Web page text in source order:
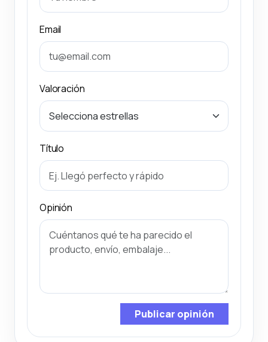
Email
Valoración
Título
Opinión
Publicar opinión